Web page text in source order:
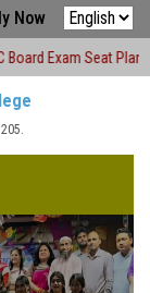
Now
Seat Plan ( TEJGAON